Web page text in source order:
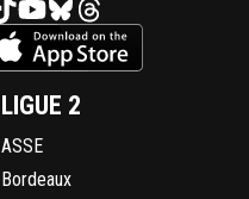
LIGUE 2
ASSE
Bordeaux